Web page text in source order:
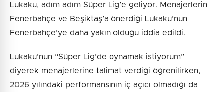
Lukaku, adım adım Süper Lig’e geliyor. Menajerlerin
Fenerbahçe ve Beşiktaş’a önerdiği Lukaku’nun
Fenerbahçe’ye daha yakın olduğu iddia edildi.
Lukaku’nun “Süper Lig’de oynamak istiyorum”
diyerek menajerlerine talimat verdiği öğrenilirken,
2026 yılındaki performansının iç açıcı olmadığı da